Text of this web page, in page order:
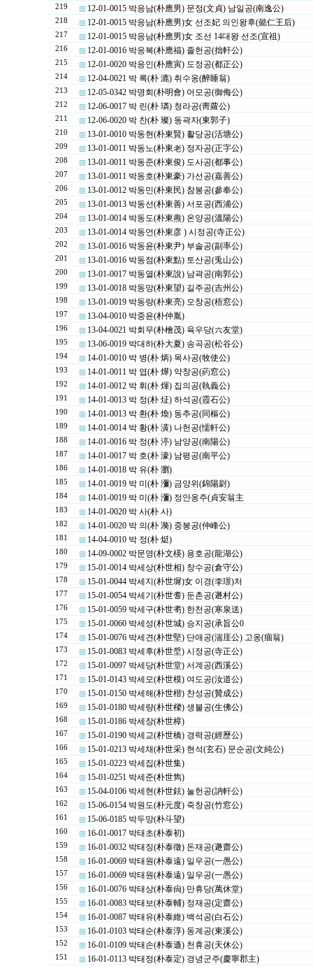
219 12-01-0015 박응남(朴應男) 문정(文貞) 남일공(南逸公)
218 12-01-0015 박응남(朴應男)女 선조妃 의인왕후(懿仁王后)
217 12-01-0015 박응남(朴應男)女 조선 14대왕 선조(宣祖)
216 12-01-0016 박응복(朴應福) 졸헌공(拙軒公)
215 12-01-0020 박응인(朴應寅) 도정공(都正公)
214 12-04-0021 박 록(朴 漉) 취수옹(醉睡翁)
213 12-05-0342 박명회(朴明會) 어모공(御侮公)
212 12-06-0017 박 린(朴 璘) 청라공(靑蘿公)
211 12-06-0020 박 찬(朴 璨) 동곽자(東郭子)
210 13-01-0010 박동현(朴東賢) 활당공(活塘公)
209 13-01-0011 박동노(朴東老) 정자공(正字公)
208 13-01-0011 박동준(朴東俊) 도사공(都事公)
207 13-01-0011 박동호(朴東豪) 가선공(嘉善公)
206 13-01-0012 박동민(朴東民) 참봉공(參奉公)
205 13-01-0013 박동선(朴東善) 서포공(西浦公)
204 13-01-0014 박동도(朴東燾) 온양공(溫陽公)
203 13-01-0014 박동언(朴東彦 ) 시정공(寺正公)
202 13-01-0016 박동윤(朴東尹) 부솔공(副率公)
201 13-01-0016 박동점(朴東點) 토산공(兎山公)
200 13-01-0017 박동열(朴東說) 남곽공(南郭公)
199 13-01-0018 박동망(朴東望) 길주공(吉州公)
198 13-01-0019 박동량(朴東亮) 오창공(梧窓公)
197 13-04-0010 박중윤(朴仲胤)
196 13-04-0021 박회무(朴檜茂) 육우당(六友堂)
195 13-06-0019 박대하(朴大夏) 송곡공(松谷公)
194 14-01-0010 박 병(朴 炳) 목사공(牧使公)
193 14-01-0011 박 엽(朴 燁) 약창공(葯窓公)
192 14-01-0012 박 휘(朴 煇) 집의공(執義公)
191 14-01-0013 박 정(朴 炡) 하석공(霞石公)
190 14-01-0013 박 환(朴 煥) 동추공(同樞公)
189 14-01-0014 박 황(朴 潢) 나헌공(懦軒公)
188 14-01-0016 박 정(朴 渟) 남양공(南陽公)
187 14-01-0017 박 호(朴 濠) 남평공(南平公)
186 14-01-0018 박 유(朴 瀏)
185 14-01-0019 박 미(朴 瀰) 금양위(錦陽尉)
184 14-01-0019 박 미(朴 瀰) 정안옹주(貞安翁主
183 14-01-0020 박 사(朴 사)
182 14-01-0020 박 의(朴 漪) 중봉공(仲峰公)
181 14-04-0010 박 정(朴 烶)
180 14-09-0002 박문영(朴文楧) 용호공(龍湖公)
179 15-01-0014 박세상(朴世相) 창수공(倉守公)
178 15-01-0044 박세지(朴世墀)女 이경(李璟)처
177 15-01-0054 박세기(朴世耆) 둔촌공(遯村公)
176 15-01-0059 박세구(朴世耉) 한천공(寒泉送)
175 15-01-0060 박세성(朴世城) 승지공(承旨公0
174 15-01-0076 박세견(朴世堅) 단애공(湍厓公) 고옹(痼翁)
173 15-01-0083 박세후(朴世垕) 시정공(寺正公)
172 15-01-0097 박세당(朴世堂) 서계공(西溪公)
171 15-01-0143 박세모(朴世模) 여도공(汝道公)
170 15-01-0150 박세해(朴世楷) 찬성공(贊成公)
169 15-01-0180 박세량(朴世樑) 생불공(生佛公)
168 15-01-0186 박세장(朴世樟)
167 15-01-0190 박세교(朴世橋) 경력공(經歷公)
166 15-01-0213 박세채(朴世采) 현석(玄石) 문순공(文純公)
165 15-01-0223 박세집(朴世集)
164 15-01-0251 박세준(朴世雋)
163 15-04-0106 박세현(朴世鉉) 눌헌공(訥軒公)
162 15-06-0154 박원도(朴元度) 죽창공(竹窓公)
161 15-06-0185 박두망(朴斗望)
160 16-01-0017 박태초(朴泰初)
159 16-01-0032 박태징(朴泰徵) 돈재공(遯齋公)
158 16-01-0069 박태원(朴泰遠) 일우공(一愚公)
157 16-01-0069 박태원(朴泰遠) 일우공(一愚公)
156 16-01-0076 박태상(朴泰尙) 만휴당(萬休堂)
155 16-01-0083 박태보(朴泰輔) 정재공(定齋公)
154 16-01-0087 박태유(朴泰維) 백석공(白石公)
153 16-01-0103 박태순(朴泰淳) 동계공(東溪公)
152 16-01-0109 박태손(朴泰遜) 천휴공(天休公)
151 16-01-0113 박태정(朴泰定) 경녕군주(慶寧郡主)